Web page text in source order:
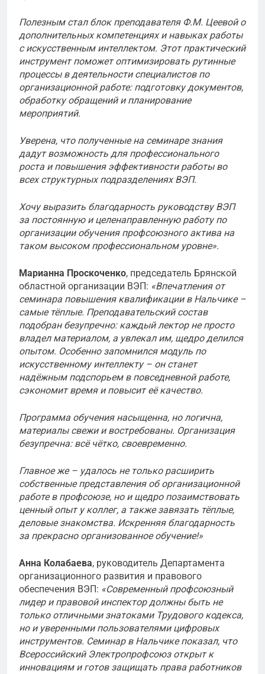
Полезным стал блок преподавателя Ф.М. Цеевой о
дополнительных компетенциях и навыках работы
с искусственным интеллектом. Этот практический
инструмент поможет оптимизировать рутинные
процессы в деятельности специалистов по
организационной работе: подготовку документов,
обработку обращений и планирование
мероприятий.
Уверена, что полученные на семинаре знания
дадут возможность для профессионального
роста и повышения эффективности работы во
всех структурных подразделениях ВЭП.
Хочу выразить благодарность руководству ВЭП
за постоянную и целенаправленную работу по
организации обучения профсоюзного актива на
таком высоком профессиональном уровне».
Марианна Проскоченко, председатель Брянской
областной организации ВЭП: «Впечатления от
семинара повышения квалификации в Нальчике –
самые тёплые. Преподавательский состав
подобран безупречно: каждый лектор не просто
владел материалом, а увлекал им, щедро делился
опытом. Особенно запомнился модуль по
искусственному интеллекту – он станет
надёжным подспорьем в повседневной работе,
сэкономит время и повысит её качество.
Программа обучения насыщенна, но логична,
материалы свежи и востребованы. Организация
безупречна: всё чётко, своевременно.
Главное же – удалось не только расширить
собственные представления об организационной
работе в профсоюзе, но и щедро позаимствовать
ценный опыт у коллег, а также завязать тёплые,
деловые знакомства. Искренняя благодарность
за прекрасно организованное обучение!»
Анна Колабаева, руководитель Департамента
организационного развития и правового
обеспечения ВЭП: «Современный профсоюзный
лидер и правовой инспектор должны быть не
только отличными знатоками Трудового кодекса,
но и уверенными пользователями цифровых
инструментов. Семинар в Нальчике показал, что
Всероссийский Электропрофсоюз открыт к
инновациям и готов защищать права работников